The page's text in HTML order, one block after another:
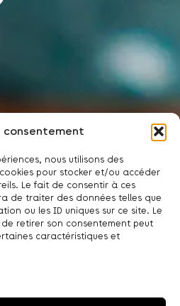
consentement
nous utilisons des
pour stocker et/ou accéder
Le fait de consentir à ces
de traiter des données telles que
ou les ID uniques sur ce site. Le
retirer son consentement peut
caractéristiques et